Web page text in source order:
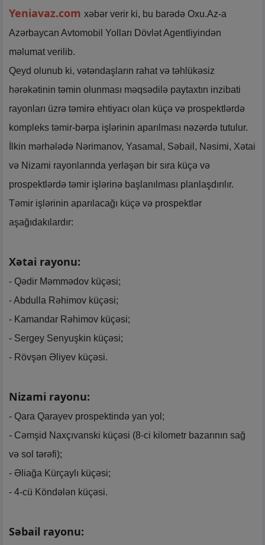
Yeniavaz.com xəbər verir ki, bu barədə Oxu.Az-a
Azərbaycan Avtomobil Yolları Dövlət Agentliyindən
məlumat verilib.
Qeyd olunub ki, vətəndaşların rahat və təhlükəsiz
hərəkətinin təmin olunması məqsədilə paytaxtın inzibati
rayonları üzrə təmirə ehtiyacı olan küçə və prospektlərdə
kompleks təmir-bərpa işlərinin aparılması nəzərdə tutulur.
İlkin mərhələdə Nərimanov, Yasamal, Səbail, Nəsimi, Xətai
və Nizami rayonlarında yerləşən bir sıra küçə və
prospektlərdə təmir işlərinə başlanılması planlaşdırılır.
Təmir işlərinin aparılacağı küçə və prospektlər
aşağıdakılardır:
Xətai rayonu:
- Qədir Məmmədov küçəsi;
- Abdulla Rəhimov küçəsi;
- Kamandar Rəhimov küçəsi;
- Sergey Senyuşkin küçəsi;
- Rövşən Əliyev küçəsi.
Nizami rayonu:
- Qara Qarayev prospektində yan yol;
- Cəmşid Naxçıvanski küçəsi (8-ci kilometr bazarının sağ
və sol tərəfi);
- Əliağa Kürçaylı küçəsi;
- 4-cü Köndələn küçəsi.
Səbail rayonu: